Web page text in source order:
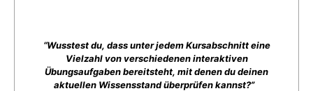
“Wusstest du, dass unter jedem Kursabschnitt eine
Vielzahl von verschiedenen interaktiven
Übungsaufgaben bereitsteht, mit denen du deinen
aktuellen Wissensstand überprüfen kannst?”